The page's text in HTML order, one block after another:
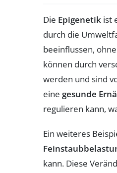
Die Epigenetik ist
durch die
beeinflussen,
können durch
werden und sind
eine gesunde
regulieren kann,
Ein weiteres
kann. Diese